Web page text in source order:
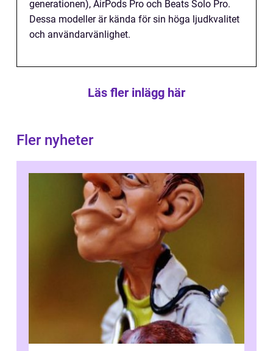
generationen), AirPods Pro och Beats Solo Pro.
Dessa modeller är kända för sin höga ljudkvalitet
och användarvänlighet.
Läs fler inlägg här
Fler nyheter